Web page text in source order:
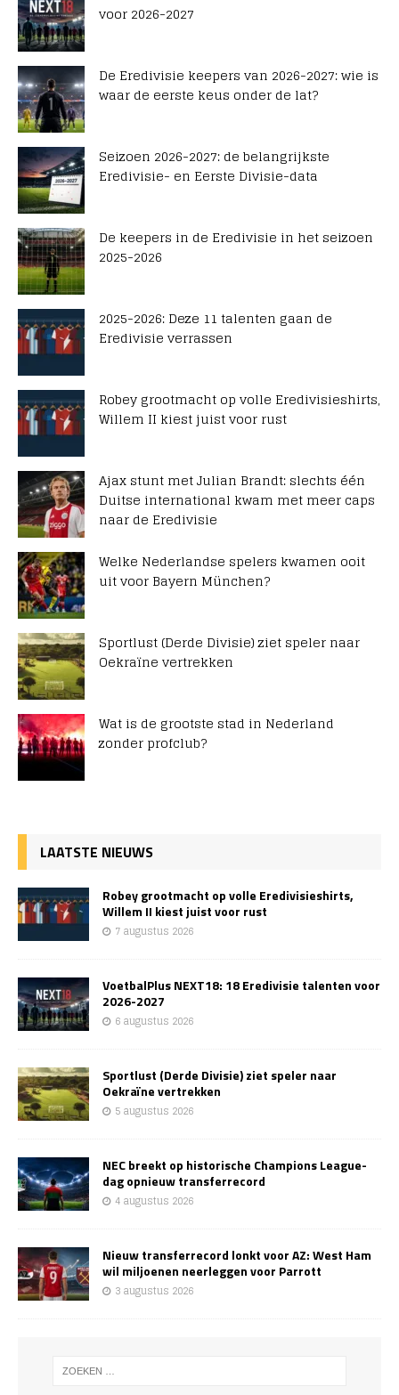
voor 2026-2027
De Eredivisie keepers van 2026-2027: wie is
waar de eerste keus onder de lat?
Seizoen 2026-2027: de belangrijkste
Eredivisie- en Eerste Divisie-data
De keepers in de Eredivisie in het seizoen
2025-2026
2025-2026: Deze 11 talenten gaan de
Eredivisie verrassen
Robey grootmacht op volle Eredivisieshirts,
Willem II kiest juist voor rust
Ajax stunt met Julian Brandt: slechts één
Duitse international kwam met meer caps
naar de Eredivisie
Welke Nederlandse spelers kwamen ooit
uit voor Bayern München?
Sportlust (Derde Divisie) ziet speler naar
Oekraïne vertrekken
Wat is de grootste stad in Nederland
zonder profclub?
LAATSTE NIEUWS
Robey grootmacht op volle Eredivisieshirts,
Willem II kiest juist voor rust
7 augustus 2026
VoetbalPlus NEXT18: 18 Eredivisie talenten voor
2026-2027
6 augustus 2026
Sportlust (Derde Divisie) ziet speler naar
Oekraïne vertrekken
5 augustus 2026
NEC breekt op historische Champions League-
dag opnieuw transferrecord
4 augustus 2026
Nieuw transferrecord lonkt voor AZ: West Ham
wil miljoenen neerleggen voor Parrott
3 augustus 2026